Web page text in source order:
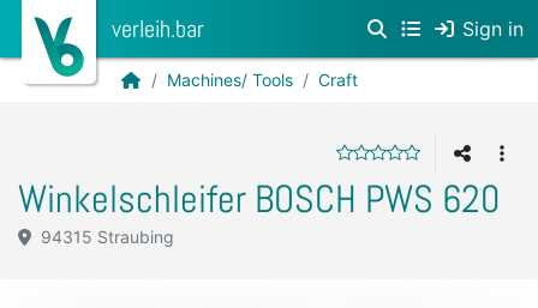
verleih.bar Sign in
Machines/ Tools Craft
Winkelschleifer BOSCH PWS 620
94315 Straubing